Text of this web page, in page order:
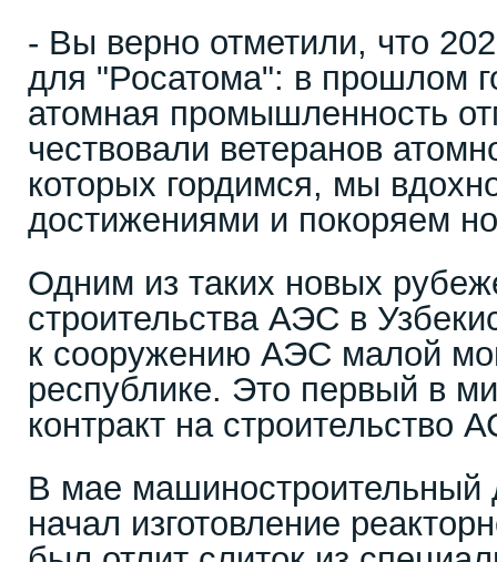
- Вы верно отметили, что
для "Росатома": в прошлом
атомная промышленность
чествовали ветеранов
которых гордимся, мы
достижениями и покоряем
Одним из таких новых
строительства АЭС в
к сооружению АЭС малой
республике. Это первый в
контракт на строительство
В мае машиностроительный
начал изготовление